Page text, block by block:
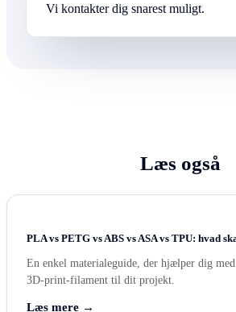
Vi kontakter dig snarest muligt.
Læs også
PLA vs PETG vs ABS vs ASA vs TPU: hvad
En enkel materialeguide, der hjælper dig
3D-print-filament til dit projekt.
Læs mere →